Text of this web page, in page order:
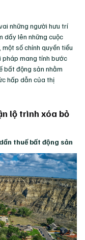
những người hưu trí
dấy lên những cuộc
số chính quyền tiểu
mang tính bước
bất động sản nhằm
hấp dẫn của thị
lộ trình xóa bỏ
thuế bất động sản